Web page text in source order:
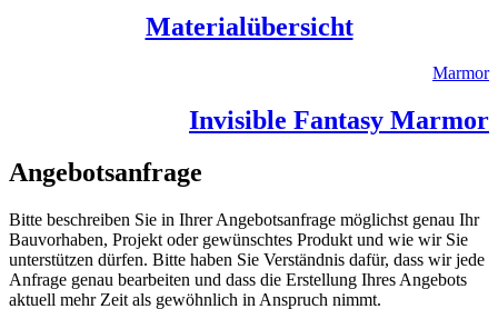
Materialübersicht
Marmor
Invisible Fantasy Marmor
Angebotsanfrage
Bitte beschreiben Sie in Ihrer Angebotsanfrage möglichst genau Ihr
Bauvorhaben, Projekt oder gewünschtes Produkt und wie wir Sie
unterstützen dürfen. Bitte haben Sie Verständnis dafür, dass wir jede
Anfrage genau bearbeiten und dass die Erstellung Ihres Angebots
aktuell mehr Zeit als gewöhnlich in Anspruch nimmt.